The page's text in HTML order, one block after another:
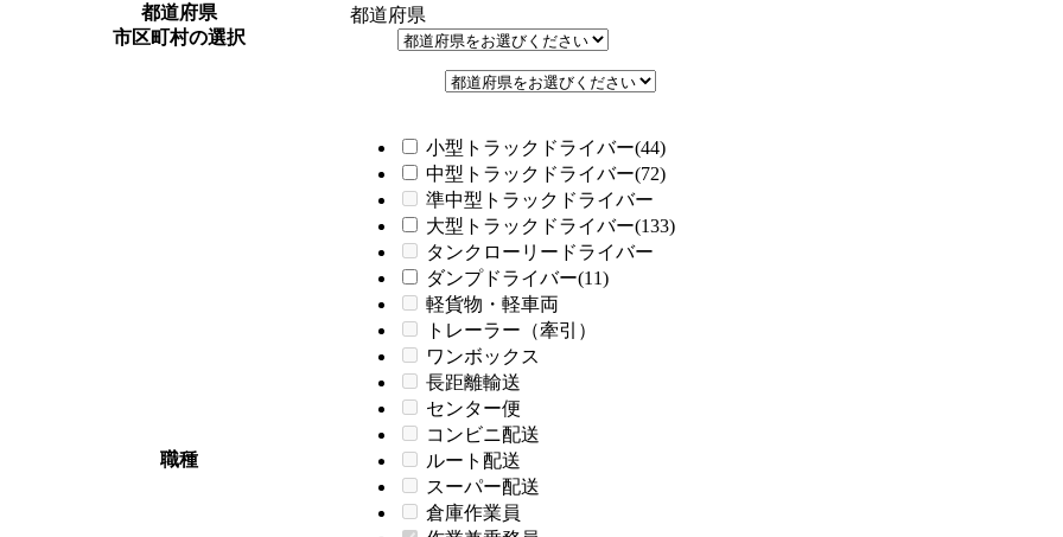
都道府県
市区町村の選択
都道府県
職種
小型トラックドライバー(44)
中型トラックドライバー(72)
準中型トラックドライバー
大型トラックドライバー(133)
タンクローリードライバー
ダンプドライバー(11)
軽貨物・軽車両
トレーラー（牽引）
ワンボックス
長距離輸送
センター便
コンビニ配送
ルート配送
スーパー配送
倉庫作業員